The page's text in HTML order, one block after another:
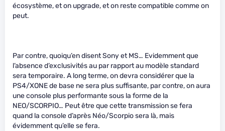
écosystème, et on upgrade, et on reste compatible comme on
peut.
Par contre, quoiqu’en disent Sony et MS… Evidemment que
l’absence d’exclusivités au par rapport au modèle standard
sera temporaire. A long terme, on devra considérer que la
PS4/XONE de base ne sera plus suffisante, par contre, on aura
une console plus performante sous la forme de la
NEO/SCORPIO… Peut être que cette transmission se fera
quand la console d’après Néo/Scorpio sera là, mais
évidemment qu’elle se fera.